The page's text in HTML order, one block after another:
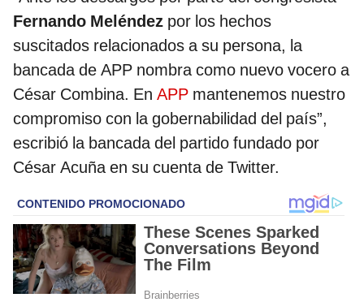
Fernando Meléndez por los hechos
suscitados relacionados a su persona, la
bancada de APP nombra como nuevo vocero a
César Combina. En APP mantenemos nuestro
compromiso con la gobernabilidad del país”,
escribió la bancada del partido fundado por
César Acuña en su cuenta de Twitter.